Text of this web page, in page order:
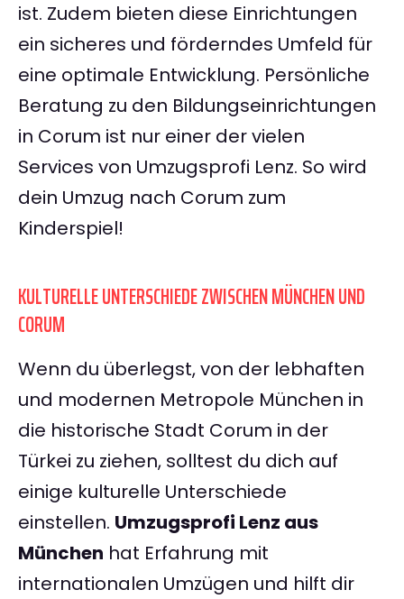
ist. Zudem bieten diese Einrichtungen
ein sicheres und förderndes Umfeld für
eine optimale Entwicklung. Persönliche
Beratung zu den Bildungseinrichtungen
in Corum ist nur einer der vielen
Services von Umzugsprofi Lenz. So wird
dein Umzug nach Corum zum
Kinderspiel!
KULTURELLE UNTERSCHIEDE ZWISCHEN MÜNCHEN UND
CORUM
Wenn du überlegst, von der lebhaften
und modernen Metropole München in
die historische Stadt Corum in der
Türkei zu ziehen, solltest du dich auf
einige kulturelle Unterschiede
einstellen. Umzugsprofi Lenz aus
München hat Erfahrung mit
internationalen Umzügen und hilft dir